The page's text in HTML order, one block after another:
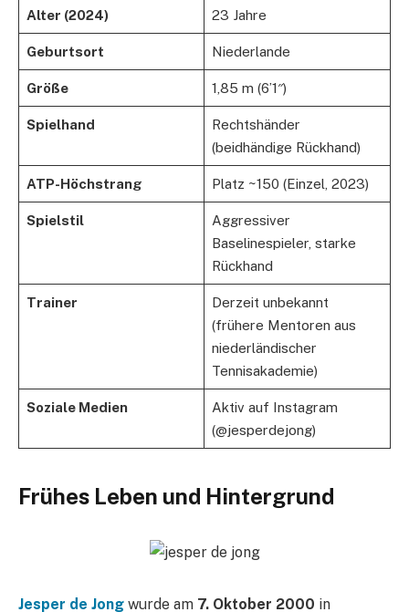
Alter (2024) 23 Jahre
Geburtsort Niederlande
Größe 1,85 m (6’1″)
Spielhand
Rechtshänder
(beidhändige Rückhand)
ATP-Höchstrang Platz ~150 (Einzel, 2023)
Spielstil
Aggressiver
Baselinespieler, starke
Rückhand
Trainer
Derzeit unbekannt
(frühere Mentoren aus
niederländischer
Tennisakademie)
Soziale Medien
Aktiv auf Instagram
(@jesperdejong)
Frühes Leben und Hintergrund
Jesper de Jong wurde am 7. Oktober 2000 in